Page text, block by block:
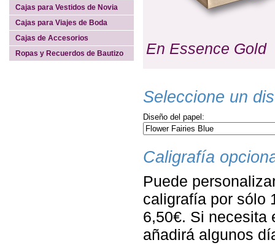
Cajas para Vestidos de Novia
Cajas para Viajes de Boda
Cajas de Accesorios
Ropas y Recuerdos de Bautizo
En Essence Gold
Seleccione un
Diseño del papel:
Caligrafía
Puede
caligrafía por sólo
6,50€. Si necesita
añadirá algunos